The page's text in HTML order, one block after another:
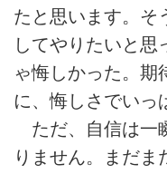
たと思います。そ
してやりたいと思
ゃ悔しかった。期
に、悔しさでいっ
ただ、自信は一
りません。まだま